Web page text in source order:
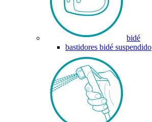
bidé
bastidores bidé suspendido